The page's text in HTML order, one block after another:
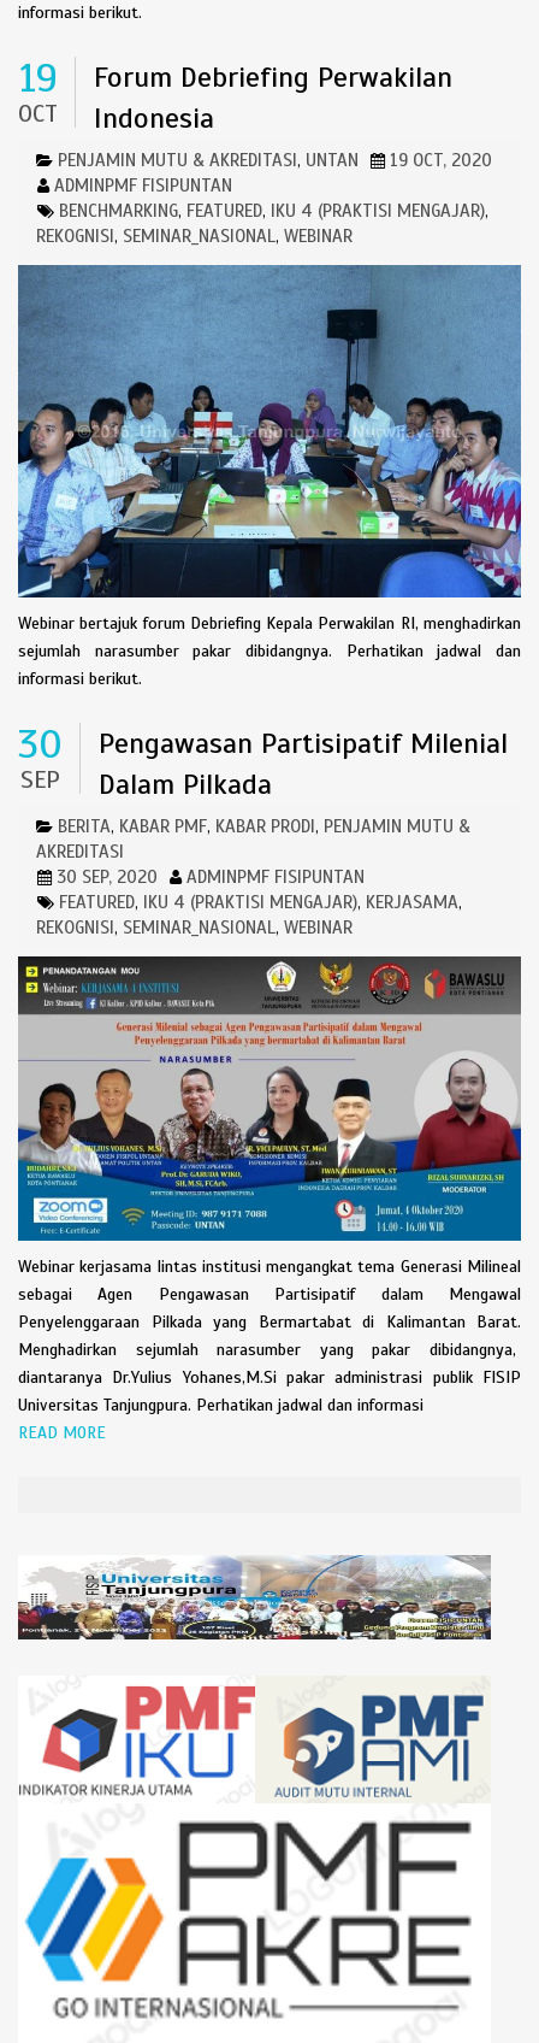
informasi berikut.
19
OCT
Forum Debriefing Perwakilan
Indonesia
PENJAMIN MUTU & AKREDITASI, UNTAN
19 OCT, 2020
ADMINPMF FISIPUNTAN
BENCHMARKING, FEATURED, IKU 4 (PRAKTISI MENGAJAR),
REKOGNISI, SEMINAR_NASIONAL , WEBINAR
Webinar bertajuk forum Debriefing Kepala Perwakilan RI, menghadirkan
sejumlah narasumber pakar dibidangnya. Perhatikan jadwal dan
informasi berikut.
30
SEP
Pengawasan Partisipatif Milenial
Dalam Pilkada
BERITA, KABAR PMF, KABAR PRODI , PENJAMIN MUTU &
AKREDITASI
30 SEP, 2020
ADMINPMF FISIPUNTAN
FEATURED, IKU 4 (PRAKTISI MENGAJAR), KERJASAMA,
REKOGNISI , SEMINAR_NASIONAL, WEBINAR
Webinar kerjasama lintas institusi mengangkat tema Generasi Milineal
sebagai Agen Pengawasan Partisipatif dalam Mengawal
Penyelenggaraan Pilkada yang Bermartabat di Kalimantan Barat.
Menghadirkan sejumlah narasumber yang pakar dibidangnya,
diantaranya Dr.Yulius Yohanes,M.Si pakar administrasi publik FISIP
Universitas Tanjungpura. Perhatikan jadwal dan informasi
READ MORE